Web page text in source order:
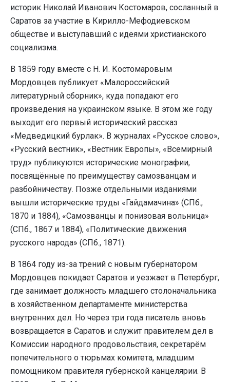
историк Николай Иванович Костомаров, сосланный в
Саратов за участие в Кирилло-Мефодиевском
обществе и выступавший с идеями христианского
социализма.
В 1859 году вместе с Н. И. Костомаровым
Мордовцев публикует «Малороссийский
литературный сборник», куда попадают его
произведения на украинском языке. В этом же году
выходит его первый исторический рассказ
«Медведицкий бурлак». В журналах «Русское слово»,
«Русский вестник», «Вестник Европы», «Всемирный
труд» публикуются исторические монографии,
посвящённые по преимуществу самозванцам и
разбойничеству. Позже отдельными изданиями
вышли исторические труды «Гайдамачина» (СПб.,
1870 и 1884), «Самозванцы и понизовая вольница»
(СПб., 1867 и 1884), «Политические движения
русского народа» (СПб., 1871).
В 1864 году из-за трений с новым губернатором
Мордовцев покидает Саратов и уезжает в Петербург,
где занимает должность младшего столоначальника
в хозяйственном департаменте министерства
внутренних дел. Но через три года писатель вновь
возвращается в Саратов и служит правителем дел в
Комиссии народного продовольствия, секретарём
попечительного о тюрьмах комитета, младшим
помощником правителя губернской канцелярии. В